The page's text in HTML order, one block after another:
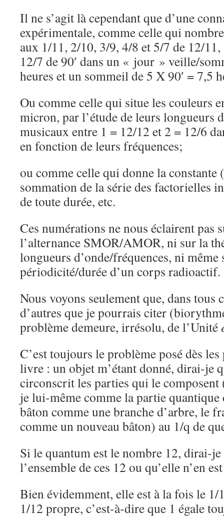
Il ne s’agit là cependant que d’une
expérimentale, comme celle qui
aux 1/11, 2/10, 3/9, 4/8 et 5/7 de 12/
12/7 de 90′ dans un « jour » veille/
heures et un sommeil de 5 X 90′ = 7,5
Ou comme celle qui situe les couleurs
micron, par l’étude de leurs longueurs
musicaux entre 1 = 12/12 et 2 = 12/6
en fonction de leurs fréquences;
ou comme celle qui donne la
sommation de la série des factorielles
de toute durée, etc.
Ces numérations ne nous éclairent pas
l’alternance SMOR/AMOR, ni sur la
longueurs d’onde/fréquences, ni
périodicité/durée d’un corps radioactif.
Nous voyons seulement que, dans tous
d’autres que je pourrais citer
problème demeure, irrésolu, de l’Unité
C’est toujours le problème posé dès les
livre : un objet m’étant donné, dirai-je
circonscrit les parties qui le
je lui-même comme la partie quantique
bâton comme une branche d’arbre, le
comme un nouveau bâton) au 1/q de
Si le quantum est le nombre 12, dirai-je
l’ensemble de ces 12 ou qu’elle n’en
Bien évidemment, elle est à la fois le 1/
1/12 propre, c’est-à-dire que 1 égale